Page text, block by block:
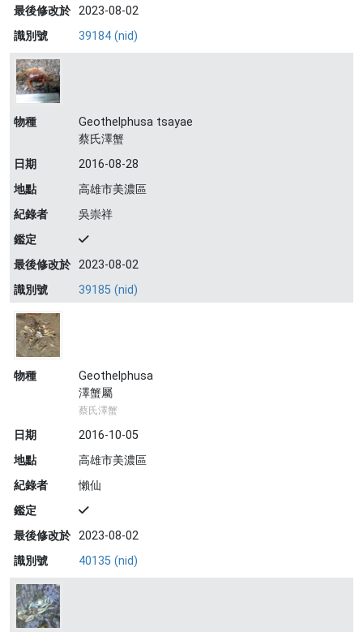
最後修改於 2023-08-02
識別號
39184 (nid)
物種
Geothelphusa tsayae
蔡氏澤蟹
日期
2016-08-28
地點
高雄市美濃區
紀錄者
吳崇祥
鑑定
最後修改於 2023-08-02
識別號
39185 (nid)
物種
Geothelphusa
澤蟹屬
蔡氏澤蟹
日期
2016-10-05
地點
高雄市美濃區
紀錄者
懶仙
鑑定
最後修改於 2023-08-02
識別號
40135 (nid)